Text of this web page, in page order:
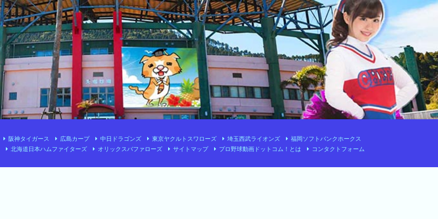
阪神タイガース 広島カープ 中日ドラゴンズ 東京ヤクルトスワローズ 埼玉西武ライオンズ
福岡ソフトバンクホークス
北海道日本ハムファイターズ
オリックスバファローズ サイトマップ プロ野球動画ドットコム！とは コンタクトフォーム